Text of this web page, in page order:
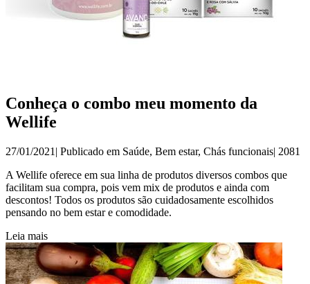
Conheça o combo meu momento da
Wellife
27/01/2021| Publicado em Saúde, Bem estar, Chás funcionais| 2081
A Wellife oferece em sua linha de produtos diversos combos que
facilitam sua compra, pois vem mix de produtos e ainda com
descontos! Todos os produtos são cuidadosamente escolhidos
pensando no bem estar e comodidade.
Leia mais